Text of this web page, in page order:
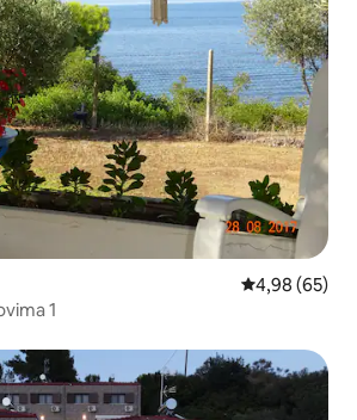
Prosječna
4,98 (65)
1